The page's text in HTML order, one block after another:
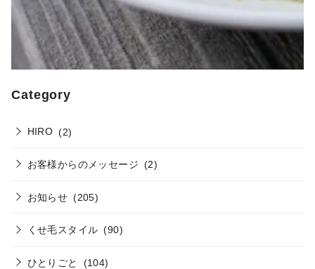
Category
HIRO (2)
お客様からのメッセージ (2)
お知らせ (205)
くせ毛スタイル (90)
ひとりごと (104)